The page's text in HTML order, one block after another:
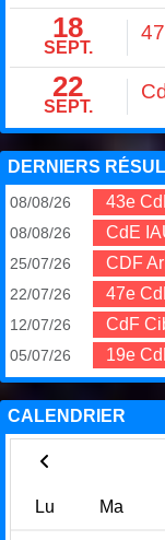
18
SEPT.
22
SEPT.
DERNIERS
08/08/26 43e
08/08/26 CdE
25/07/26 CDF
22/07/26 47e
12/07/26 CdF
05/07/26 19e
CALENDRIER
Lu Ma